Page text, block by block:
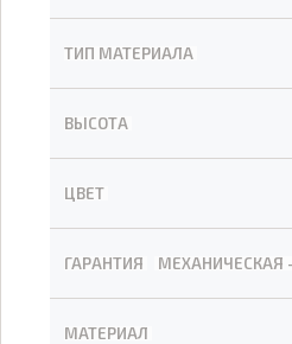
ТИП МАТЕРИАЛА
ВЫСОТА
ЦВЕТ
ГАРАНТИЯ МЕХАНИЧЕСКАЯ -
МАТЕРИАЛ